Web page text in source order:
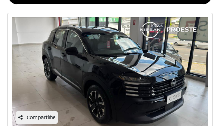
Compartilhe